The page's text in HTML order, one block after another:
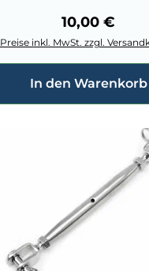
Regulärer
10,00 €
Preise inkl. MwSt. zzgl.
In den Warenkorb